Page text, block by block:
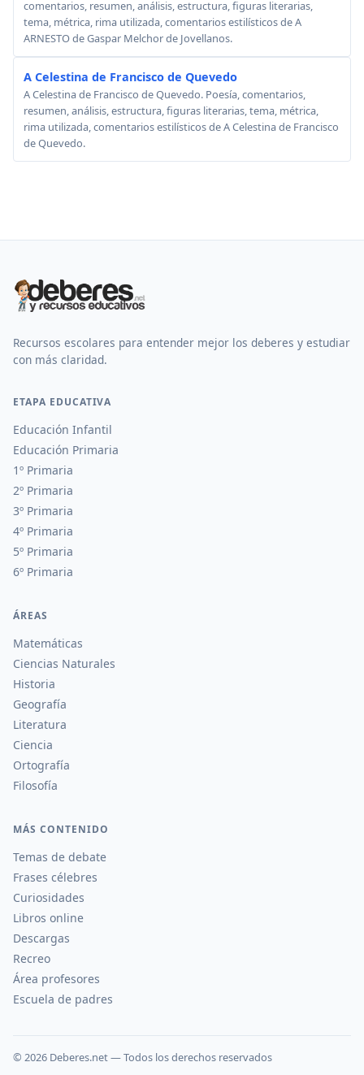
comentarios, resumen, análisis, estructura, figuras literarias,
tema, métrica, rima utilizada, comentarios estilísticos de A
ARNESTO de Gaspar Melchor de Jovellanos.
A Celestina de Francisco de Quevedo
A Celestina de Francisco de Quevedo. Poesía, comentarios,
resumen, análisis, estructura, figuras literarias, tema, métrica,
rima utilizada, comentarios estilísticos de A Celestina de Francisco
de Quevedo.
Recursos escolares para entender mejor los deberes y estudiar
con más claridad.
ETAPA EDUCATIVA
Educación Infantil
Educación Primaria
1º Primaria
2º Primaria
3º Primaria
4º Primaria
5º Primaria
6º Primaria
ÁREAS
Matemáticas
Ciencias Naturales
Historia
Geografía
Literatura
Ciencia
Ortografía
Filosofía
MÁS CONTENIDO
Temas de debate
Frases célebres
Curiosidades
Libros online
Descargas
Recreo
Área profesores
Escuela de padres
© 2026 Deberes.net — Todos los derechos reservados